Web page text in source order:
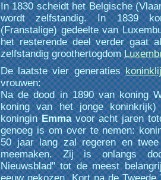
In 1830 scheidt het Belgische
wordt zelfstandig. In 1839
(Franstalige) gedeelte van
het resterende deel verder gaat
zelfstandig groothertogdom
De laatste vier generaties
vrouwen:
Na de dood in 1890 van koning
koning van het jonge
koninginEmmavoor acht jaren
genoeg is om over te nemen:
50 jaar lang zal regeren en twee
meemaken. Zij is onlangs
Nieuwsblad" tot de meest